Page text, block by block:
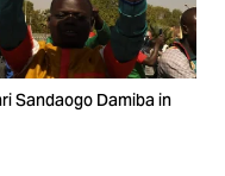
Sandaogo Damiba in